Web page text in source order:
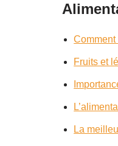
Comment
Fruits et
La